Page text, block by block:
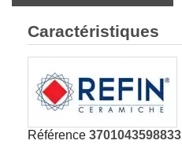
Caractéristiques
Référence 3701043598833